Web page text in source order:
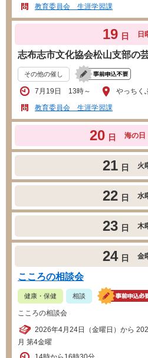
教育委員会 生涯学習課
19 日 日
志布志市文化協会松山支部の
その他の催し
7月19日 13時～
やっちく
教育委員会 生涯学習課
20 日 海の日
21 日 火
22 日 水
23 日 木
24 日 金
こころの相談会
健康・保健 相談
こころの相談会
2026年4月24日（金曜日）から
月 第4金曜